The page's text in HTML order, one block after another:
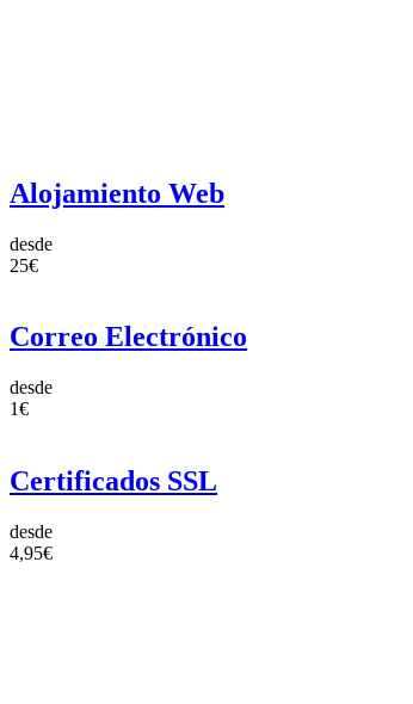
Alojamiento Web
desde
25€
Correo Electrónico
desde
1€
Certificados SSL
desde
4,95€